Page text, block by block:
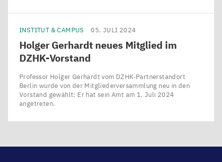
INSTITUT & CAMPUS 05. JULI 2024
Holger Gerhardt neues Mitglied im
DZHK-Vorstand
Professor Holger Gerhardt vom DZHK-Partnerstandort
Berlin wurde von der Mitgliederversammlung neu in den
Vorstand gewählt: Er hat sein Amt am 1. Juli 2024
angetreten.